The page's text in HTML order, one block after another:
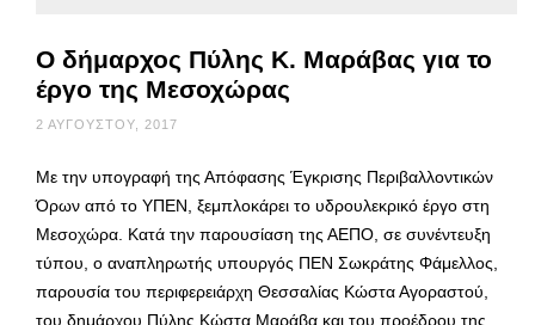
Ο δήμαρχος Πύλης Κ. Μαράβας για το
έργο της Μεσοχώρας
2 ΑΥΓΟΎΣΤΟΥ, 2017
Με την υπογραφή της Απόφασης Έγκρισης Περιβαλλοντικών
Όρων από το ΥΠΕΝ, ξεμπλοκάρει το υδρουλεκρικό έργο στη
Μεσοχώρα. Κατά την παρουσίαση της ΑΕΠΟ, σε συνέντευξη
τύπου, ο αναπληρωτής υπουργός ΠΕΝ Σωκράτης Φάμελλος,
παρουσία του περιφερειάρχη Θεσσαλίας Κώστα Αγοραστού,
του δημάρχου Πύλης Κώστα Μαράβα και του προέδρου της